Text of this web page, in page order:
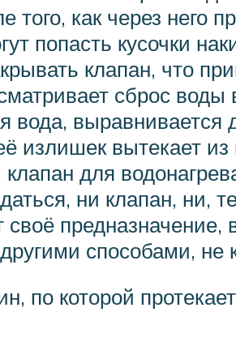
того, как через
попасть кусочки
клапан, что
сброс
вода, выравнивается
излишек вытекает из
для
ни клапан,
своё
способами,
по которой